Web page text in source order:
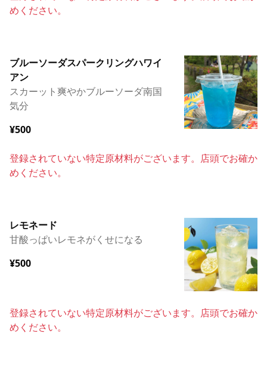
めください。
ブルーソーダスパークリングハワイ
アン
スカーット爽やかブルーソーダ南国
気分
¥500
登録されていない特定原材料がございます。店頭でお確か
めください。
レモネード
甘酸っぱいレモネがくせになる
¥500
登録されていない特定原材料がございます。店頭でお確か
めください。